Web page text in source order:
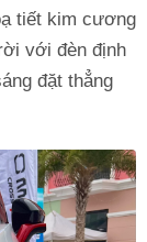
tiết kim cương
với đèn định
đặt thẳng